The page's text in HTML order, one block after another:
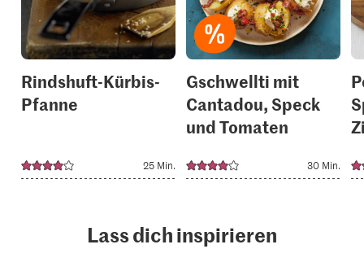
your
collections.
Rindshuft-Kürbis-
Pfanne
25 Min.
your
Gschwellti mit
Cantadou, Speck
und Tomaten
30 Min.
Lass dich inspirieren